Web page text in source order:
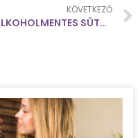
KÖVETKEZŐ
3 ALKOHOLMENTES SÜTŐTÖKÖS ITAL